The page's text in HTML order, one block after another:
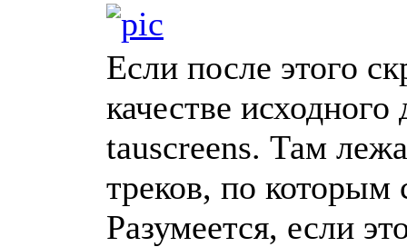
Если после этого
качестве исходного
tauscreens. Там
треков, по которым
Разумеется, если